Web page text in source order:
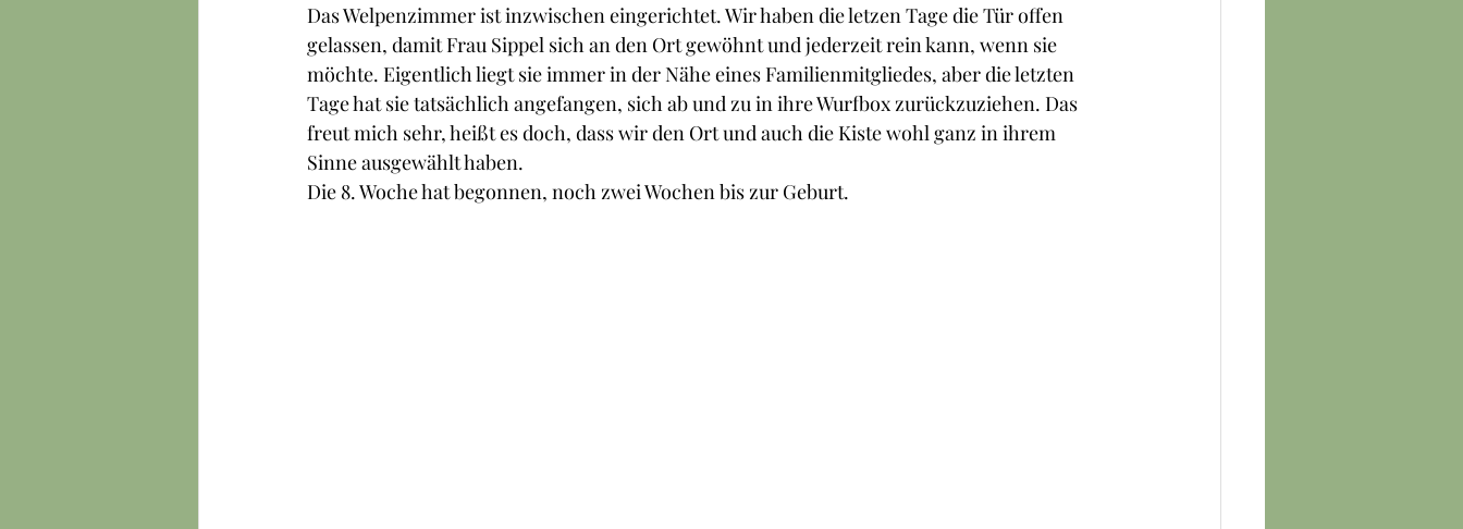
Das Welpenzimmer ist inzwischen eingerichtet. Wir haben die letzen Tage die Tür offen
gelassen, damit Frau Sippel sich an den Ort gewöhnt und jederzeit rein kann, wenn sie
möchte. Eigentlich liegt sie immer in der Nähe eines Familienmitgliedes, aber die letzten
Tage hat sie tatsächlich angefangen, sich ab und zu in ihre Wurfbox zurückzuziehen. Das
freut mich sehr, heißt es doch, dass wir den Ort und auch die Kiste wohl ganz in ihrem
Sinne ausgewählt haben.
Die 8. Woche hat begonnen, noch zwei Wochen bis zur Geburt.